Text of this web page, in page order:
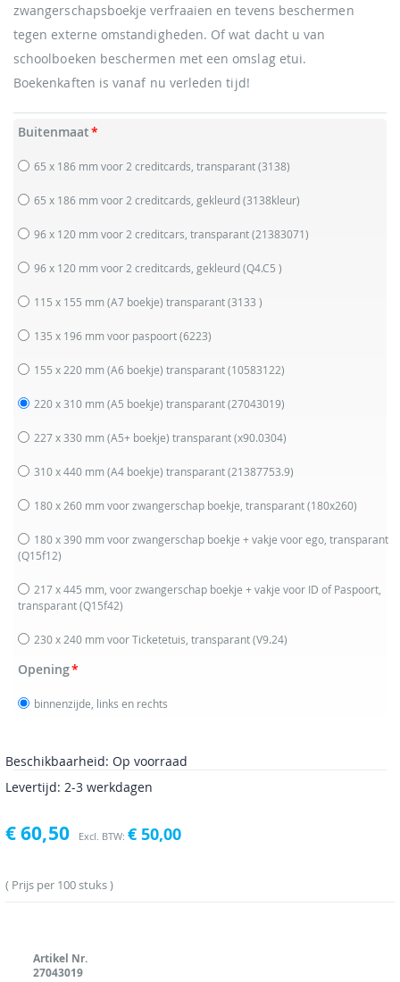
zwangerschapsboekje verfraaien en tevens beschermen
tegen externe omstandigheden. Of wat dacht u van
schoolboeken beschermen met een omslag etui.
Boekenkaften is vanaf nu verleden tijd!
Buitenmaat
65 x 186 mm voor 2 creditcards, transparant(3138)
65 x 186 mm voor 2 creditcards, gekleurd(3138kleur)
96 x 120 mm voor 2 creditcars, transparant(21383071)
96 x 120 mm voor 2 creditcards, gekleurd(Q4.C5 )
115 x 155 mm (A7 boekje) transparant(3133 )
135 x 196 mm voor paspoort(6223)
155 x 220 mm (A6 boekje) transparant(10583122)
220 x 310 mm (A5 boekje) transparant(27043019)
227 x 330 mm (A5+ boekje) transparant(x90.0304)
310 x 440 mm (A4 boekje) transparant(21387753.9)
180 x 260 mm voor zwangerschap boekje, transparant(180x260)
180 x 390 mm voor zwangerschap boekje + vakje voor ego, transparant
(Q15f12)
217 x 445 mm, voor zwangerschap boekje + vakje voor ID of Paspoort,
transparant(Q15f42)
230 x 240 mm voor Ticketetuis, transparant(V9.24)
Opening
binnenzijde, links en rechts
Beschikbaarheid: Op voorraad
Levertijd: 2-3 werkdagen
€ 60,50 € 50,00
Prijs per 100 stuks
Artikel Nr.
27043019